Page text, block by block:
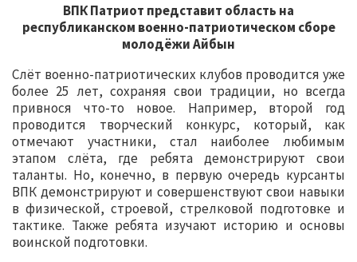
ВПК Патриот представит область на
республиканском военно-патриотическом сборе
молодёжи Айбын
Слёт военно-патриотических клубов проводится уже
более 25 лет, сохраняя свои традиции, но всегда
привнося что-то новое. Например, второй год
проводится творческий конкурс, который, как
отмечают участники, стал наиболее любимым
этапом слёта, где ребята демонстрируют свои
таланты. Но, конечно, в первую очередь курсанты
ВПК демонстрируют и совершенствуют свои навыки
в физической, строевой, стрелковой подготовке и
тактике. Также ребята изучают историю и основы
воинской подготовки.